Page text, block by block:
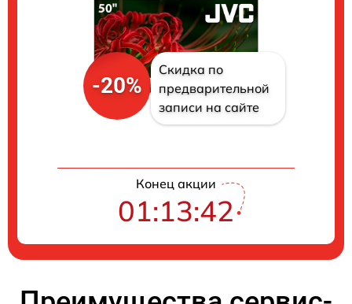
-20%
Скидка по
предварительной
записи на сайте
Конец акции
01:13:42